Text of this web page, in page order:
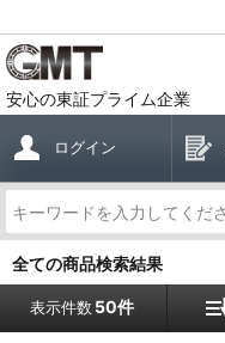
安心の東証プライム企業
ログイン
全ての商品検索結果
表示件数50件